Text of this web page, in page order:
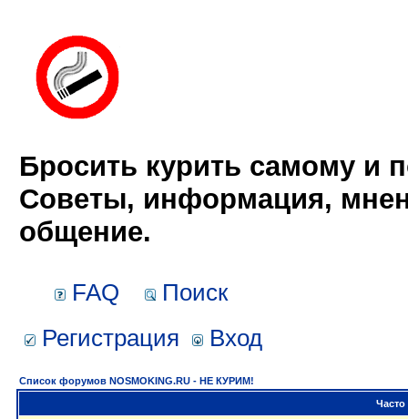
Бросить курить самому и
Советы, информация,
общение.
FAQ
Поиск
Регистрация
Вход
Список форумов NOSMOKING.RU - НЕ КУРИМ!